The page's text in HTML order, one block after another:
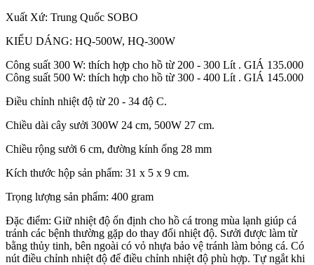
Xuất Xứ: Trung Quốc SOBO
KIỂU DÁNG: HQ-500W, HQ-300W
Công suất 300 W: thích hợp cho hồ từ 200 - 300 Lít . GIÁ 135.000
Công suất 500 W: thích hợp cho hồ từ 300 - 400 Lít . GIÁ 145.000
Điều chỉnh nhiệt độ từ 20 - 34 độ C.
Chiều dài cây sưởi 300W 24 cm, 500W 27 cm.
Chiều rộng sưởi 6 cm, đường kính ống 28 mm
Kích thước hộp sản phẩm: 31 x 5 x 9 cm.
Trọng lượng sản phẩm: 400 gram
Đặc điểm: Giữ nhiệt độ ổn định cho hồ cá trong mùa lạnh giúp cá
tránh các bệnh thường gặp do thay đổi nhiệt độ. Sưởi được làm từ
bằng thủy tinh, bên ngoài có vỏ nhựa bảo vệ tránh làm bỏng cá. Có
nút điều chỉnh nhiệt độ để điều chỉnh nhiệt độ phù hợp. Tự ngắt khi